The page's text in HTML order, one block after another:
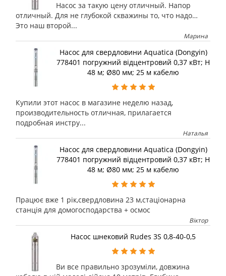
Насос за такую цену отличный. Напор
отличный. Для не глубокой скважины то, что надо…
Это наш второй...
Марина
Насос для свердловини Aquatica (Dongyin)
778401 погружний відцентровий 0,37 кВт; H
48 м; Ø80 мм; 25 м кабелю
Купили этот насос в магазине неделю назад,
производительность отличная, прилагается
подробная инстру...
Наталья
Насос для свердловини Aquatica (Dongyin)
778401 погружний відцентровий 0,37 кВт; H
48 м; Ø80 мм; 25 м кабелю
Працює вже 1 рік,свердловина 23 м,стаціонарна
станція для домогосподарства + осмос
Віктор
Насос шнековий Rudes 3S 0,8-40-0,5
Ви все правильно зрозуміли, довжина